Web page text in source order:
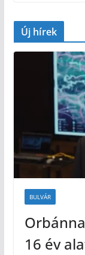
Új hírek
BULVÁR
16 év